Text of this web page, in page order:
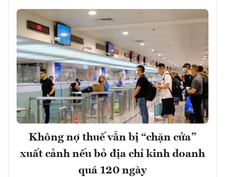
Không nợ thuế vẫn bị “chặn cửa”
xuất cảnh nếu bỏ địa chỉ kinh doanh
quá 120 ngày